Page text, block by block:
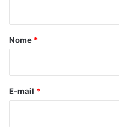
r
*
Nome *
E-mail *